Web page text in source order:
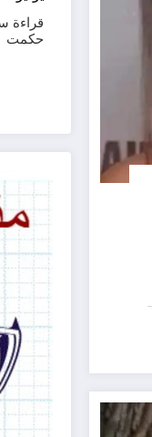
قراءة
(غرفة
يونيو 29, 2024